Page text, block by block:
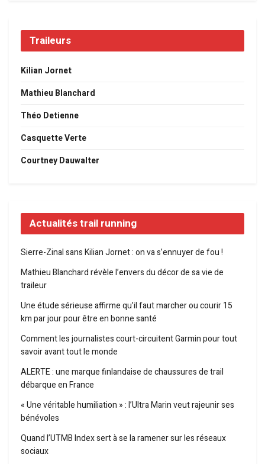
Traileurs
Kilian Jornet
Mathieu Blanchard
Théo Detienne
Casquette Verte
Courtney Dauwalter
Actualités trail running
Sierre-Zinal sans Kilian Jornet : on va s’ennuyer de fou !
Mathieu Blanchard révèle l’envers du décor de sa vie de
traileur
Une étude sérieuse affirme qu’il faut marcher ou courir 15
km par jour pour être en bonne santé
Comment les journalistes court-circuitent Garmin pour tout
savoir avant tout le monde
ALERTE : une marque finlandaise de chaussures de trail
débarque en France
« Une véritable humiliation » : l’Ultra Marin veut rajeunir ses
bénévoles
Quand l’UTMB Index sert à se la ramener sur les réseaux
sociaux